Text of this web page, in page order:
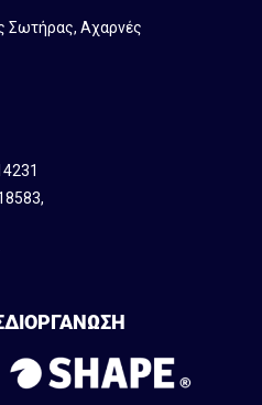
Σωτήρας, Αχαρνές
,
ΔΙΟΡΓΑΝΩΣΗ